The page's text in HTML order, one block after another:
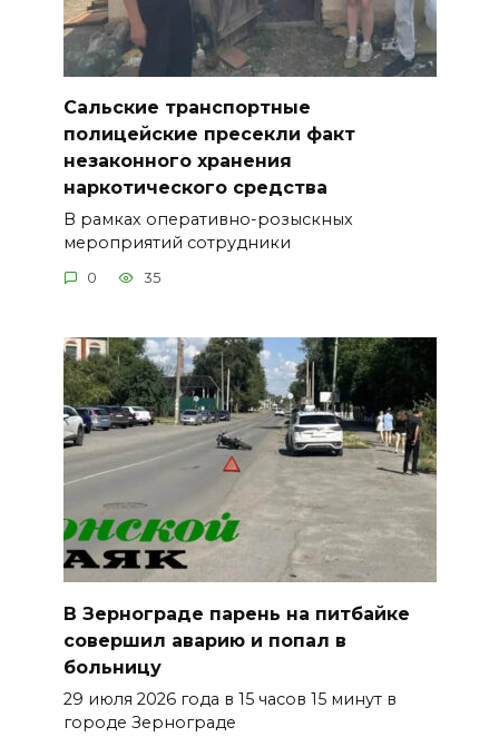
Сальские транспортные
полицейские пресекли факт
незаконного хранения
наркотического средства
В рамках оперативно-розыскных
мероприятий сотрудники
0 35
В Зернограде парень на питбайке
совершил аварию и попал в
больницу
29 июля 2026 года в 15 часов 15 минут в
городе Зернограде